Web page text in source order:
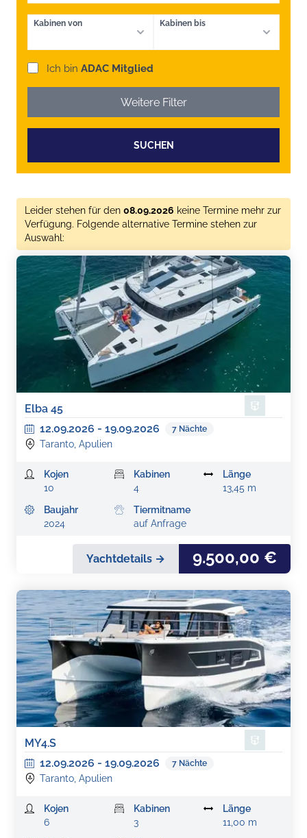
Kabinen von Kabinen bis
Ich bin ADAC Mitglied
Weitere Filter
SUCHEN
Leider stehen für den 08.09.2026 keine Termine mehr zur
Verfügung. Folgende alternative Termine stehen zur
Auswahl:
Elba 45
12.09.2026 - 19.09.2026 7 Nächte
Taranto, Apulien
Kojen
10
Kabinen
4
Länge
13,45 m
Baujahr
2024
Tiermitname
auf Anfrage
Yachtdetails → 9.500,00 €
MY4.S
12.09.2026 - 19.09.2026 7 Nächte
Taranto, Apulien
Kojen
6
Kabinen
3
Länge
11,00 m